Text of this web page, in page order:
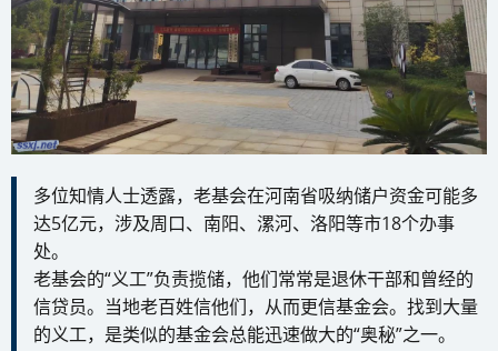
多位知情人士透露，老基会在河南省吸纳储户资金可能多
达5亿元，涉及周口、南阳、漯河、洛阳等市18个办事
处。
老基会的“义工”负责揽储，他们常常是退休干部和曾经的
信贷员。当地老百姓信他们，从而更信基金会。找到大量
的义工，是类似的基金会总能迅速做大的“奥秘”之一。